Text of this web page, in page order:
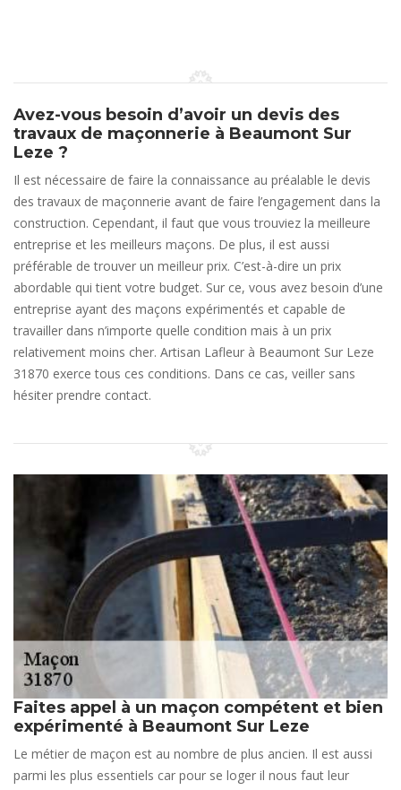
Avez-vous besoin d’avoir un devis des
travaux de maçonnerie à Beaumont Sur
Leze ?
Il est nécessaire de faire la connaissance au préalable le devis
des travaux de maçonnerie avant de faire l’engagement dans la
construction. Cependant, il faut que vous trouviez la meilleure
entreprise et les meilleurs maçons. De plus, il est aussi
préférable de trouver un meilleur prix. C’est-à-dire un prix
abordable qui tient votre budget. Sur ce, vous avez besoin d’une
entreprise ayant des maçons expérimentés et capable de
travailler dans n’importe quelle condition mais à un prix
relativement moins cher. Artisan Lafleur à Beaumont Sur Leze
31870 exerce tous ces conditions. Dans ce cas, veiller sans
hésiter prendre contact.
Faites appel à un maçon compétent et bien
expérimenté à Beaumont Sur Leze
Le métier de maçon est au nombre de plus ancien. Il est aussi
parmi les plus essentiels car pour se loger il nous faut leur